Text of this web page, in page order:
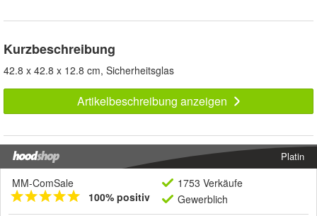
Kurzbeschreibung
42.8 x 42.8 x 12.8 cm, Sicherheitsglas
Artikelbeschreibung anzeigen
Platin
MM-ComSale
100% positiv
1753 Verkäufe
Gewerblich